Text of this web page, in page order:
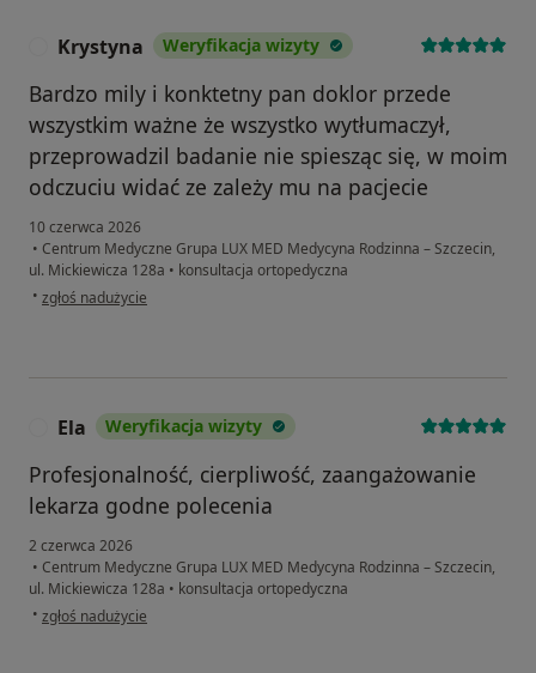
Krystyna Weryfikacja wizyty
Bardzo mily i konktetny pan doklor przede
wszystkim ważne że wszystko wytłumaczył,
przeprowadzil badanie nie spiesząc się, w moim
odczuciu widać ze zależy mu na pacjecie
10 czerwca 2026
• Centrum Medyczne Grupa LUX MED Medycyna Rodzinna – Szczecin,
ul. Mickiewicza 128a • konsultacja ortopedyczna
• w opinii użytkownika Krystyna
zgłoś nadużycie
Ela Weryfikacja wizyty
Profesjonalność, cierpliwość, zaangażowanie
lekarza godne polecenia
2 czerwca 2026
• Centrum Medyczne Grupa LUX MED Medycyna Rodzinna – Szczecin,
ul. Mickiewicza 128a • konsultacja ortopedyczna
• w opinii użytkownika Ela
zgłoś nadużycie